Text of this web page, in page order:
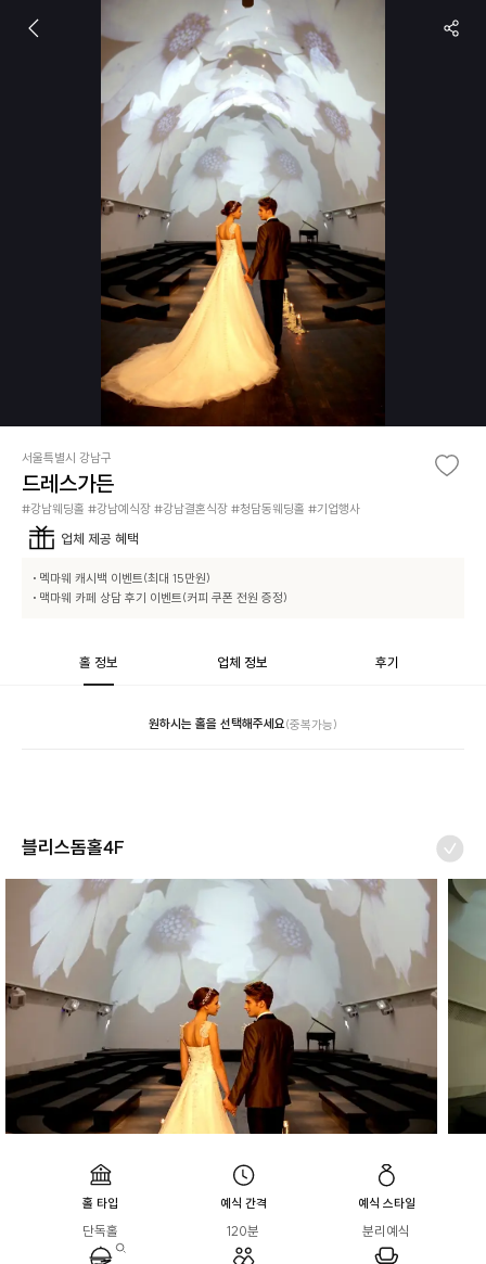
서울특별시 강남구
드레스가든
#강남웨딩홀 #강남예식장 #강남결혼식장 #청담동웨딩홀 #기업행사
업체 제공 혜택
• 멕마웨 캐시백 이벤트(최대 15만원)
• 맥마웨 카페 상담 후기 이벤트(커피 쿠폰 전원 증정)
홀 정보 업체 정보 후기
원하시는 홀을 선택해주세요(중복가능)
블리스돔홀4F
홀 타입
단독홀
예식 간격
120분
예식 스타일
분리예식